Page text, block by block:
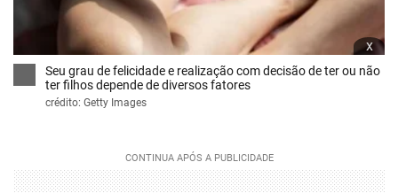
x
Seu grau de felicidade e realização com decisão de ter ou não
ter filhos depende de diversos fatores
crédito: Getty Images